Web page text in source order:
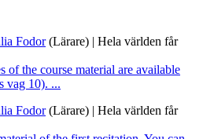
Fodor(Lärare) | Hela världen får
of the course material are available
vag 10). ...
Fodor(Lärare) | Hela världen får